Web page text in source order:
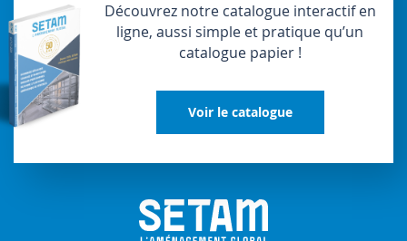
Découvrez notre catalogue interactif en
ligne, aussi simple et pratique qu’un
catalogue papier !
Voir le catalogue